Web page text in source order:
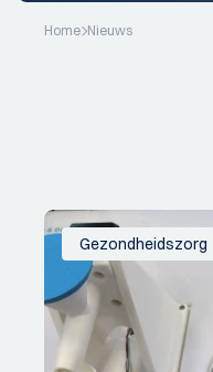
Home Nieuws
Gezondheidszorg